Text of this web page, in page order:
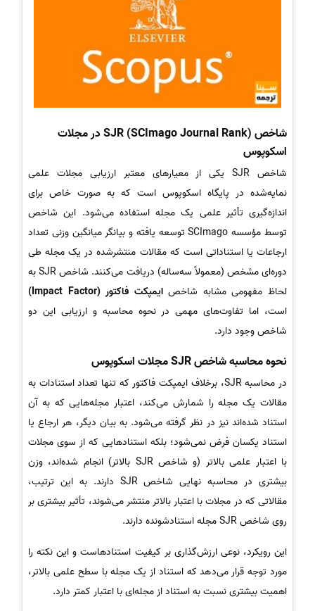
شاخص SJR (SCImago Journal Rank) در مجلات
اسکوپوس
شاخص SJR یکی از معیارهای معتبر ارزیابی مجلات علمی
نمایه‌شده در پایگاه اسکوپوس است که به صورت خاص برای
اندازه‌گیری تأثیر علمی یک مجله استفاده می‌شود. این شاخص
توسط مؤسسه SCImago توسعه یافته و بیانگر میانگین وزنی تعداد
ارجاعات یا استناداتی است که مقالات منتشرشده در یک مجله طی
دوره‌ای مشخص (معمولاً سه‌ساله) دریافت می‌کنند. شاخص SJR به
لحاظ مفهومی مشابه شاخصایمپکت فاکتور (Impact Factor)
است، اما تفاوت‌های مهمی در نحوه محاسبه و ارزیابی این دو
شاخص وجود دارد.
نحوه محاسبه شاخص SJR مجلات اسکوپوس
در محاسبه SJR، برخلاف ایمپکت فاکتور که تنها تعداد استنادات به
مقالات یک مجله را شمارش می‌کند، اعتبار مجله‌هایی که به آن
استناد شده‌اند نیز در نظر گرفته می‌شود. به بیان دیگر، هر ارجاع یا
استناد یکسان فرض نمی‌شود؛ بلکه استنادهایی که از سوی مجلات
با اعتبار علمی بالاتر (و شاخص SJR بالاتر) انجام شده‌اند، وزن
بیشتری در محاسبه نهایی شاخص SJR دارند. به این ترتیب،
مقالاتی که در مجلات با اعتبار بالاتر منتشر می‌شوند، تأثیر بیشتری بر
روی شاخص SJR مجله استنادشونده دارند.
این رویکرد، نوعی ارزش‌گذاری بر کیفیت استنادهاست و این نکته را
مورد توجه قرار می‌دهد که استناد از یک مجله با سطح علمی بالاتر،
اهمیت بیشتری نسبت به استناد از مجله‌ای با اعتبار کمتر دارد.